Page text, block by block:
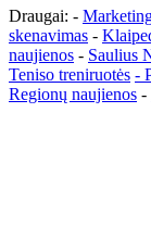
Draugai: -
skenavimas -
naujienos - Saulius
Teniso treniruotės -
Regionų naujienos -